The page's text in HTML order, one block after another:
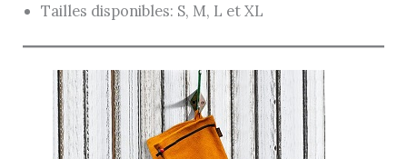
Tailles disponibles: S, M, L et XL